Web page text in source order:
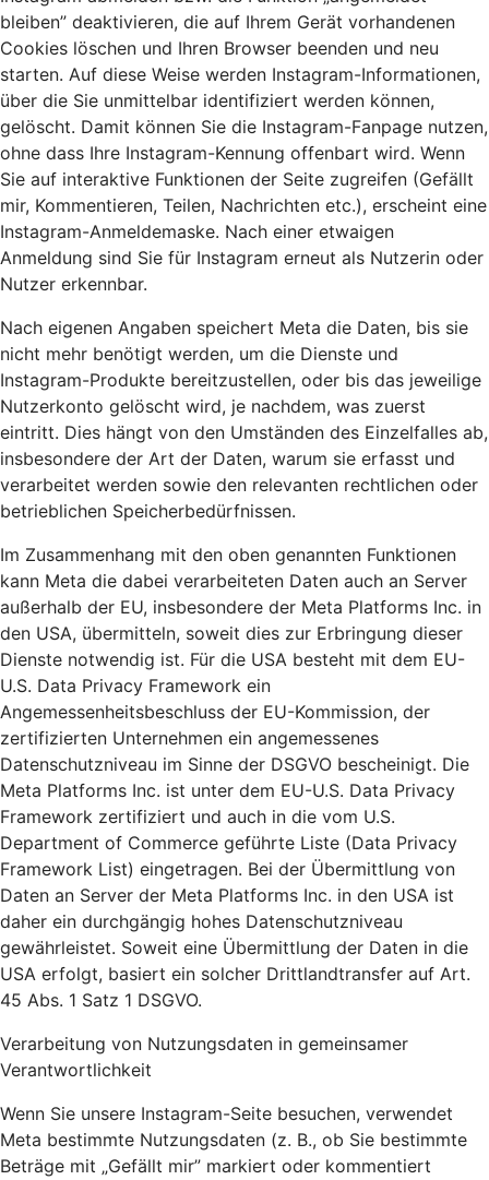
bleiben” deaktivieren, die auf Ihrem Gerät vorhandenen
Cookies löschen und Ihren Browser beenden und neu
starten. Auf diese Weise werden Instagram-Informationen,
über die Sie unmittelbar identifiziert werden können,
gelöscht. Damit können Sie die Instagram-Fanpage nutzen,
ohne dass Ihre Instagram-Kennung offenbart wird. Wenn
Sie auf interaktive Funktionen der Seite zugreifen (Gefällt
mir, Kommentieren, Teilen, Nachrichten etc.), erscheint eine
Instagram-Anmeldemaske. Nach einer etwaigen
Anmeldung sind Sie für Instagram erneut als Nutzerin oder
Nutzer erkennbar.
Nach eigenen Angaben speichert Meta die Daten, bis sie
nicht mehr benötigt werden, um die Dienste und
Instagram-Produkte bereitzustellen, oder bis das jeweilige
Nutzerkonto gelöscht wird, je nachdem, was zuerst
eintritt. Dies hängt von den Umständen des Einzelfalles ab,
insbesondere der Art der Daten, warum sie erfasst und
verarbeitet werden sowie den relevanten rechtlichen oder
betrieblichen Speicherbedürfnissen.
Im Zusammenhang mit den oben genannten Funktionen
kann Meta die dabei verarbeiteten Daten auch an Server
außerhalb der EU, insbesondere der Meta Platforms Inc. in
den USA, übermitteln, soweit dies zur Erbringung dieser
Dienste notwendig ist. Für die USA besteht mit dem EU-
U.S. Data Privacy Framework ein
Angemessenheitsbeschluss der EU-Kommission, der
zertifizierten Unternehmen ein angemessenes
Datenschutzniveau im Sinne der DSGVO bescheinigt. Die
Meta Platforms Inc. ist unter dem EU-U.S. Data Privacy
Framework zertifiziert und auch in die vom U.S.
Department of Commerce geführte Liste (Data Privacy
Framework List) eingetragen. Bei der Übermittlung von
Daten an Server der Meta Platforms Inc. in den USA ist
daher ein durchgängig hohes Datenschutzniveau
gewährleistet. Soweit eine Übermittlung der Daten in die
USA erfolgt, basiert ein solcher Drittlandtransfer auf Art.
45 Abs. 1 Satz 1 DSGVO.
Verarbeitung von Nutzungsdaten in gemeinsamer
Verantwortlichkeit
Wenn Sie unsere Instagram-Seite besuchen, verwendet
Meta bestimmte Nutzungsdaten (z. B., ob Sie bestimmte
Beträge mit „Gefällt mir” markiert oder kommentiert